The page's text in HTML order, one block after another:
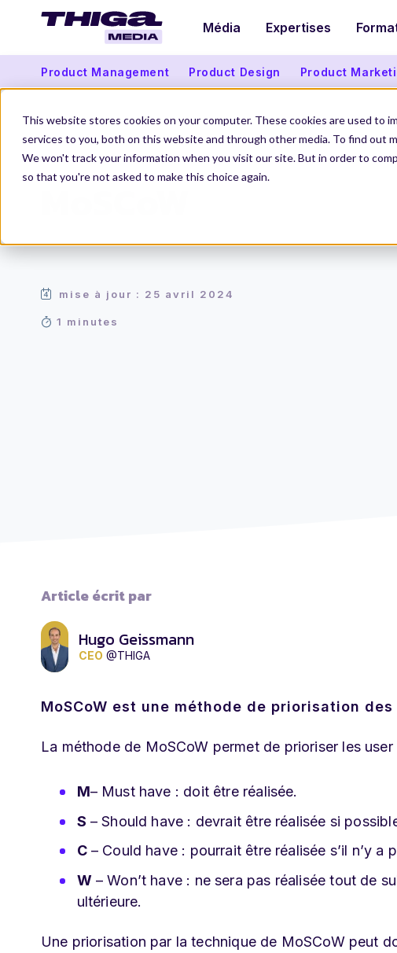
This website stores cookies on your computer. These cookies are used to
services to you, both on this website and through other media. To find out
We won't track your information when you visit our site. But in order to
so that you're not asked to make this choice again.
Média Expertises
Product Management Product Design Product
Thiga Media Le Dico du Produit MoSCoW
MoSCoW
mise à jour : 25 avril 2024
1 minutes
Article écrit par
Hugo Geissmann
CEO @THIGA
MoSCoW est une méthode de priorisation
La méthode de MoSCoW permet de prioriser les
M– Must have : doit être réalisée.
S – Should have : devrait être réalisée si
C– Could have : pourrait être réalisée s’il n’y a
W– Won’t have : ne sera pas réalisée tout de
ultérieure.
Une priorisation par la technique de MoSCoW peut